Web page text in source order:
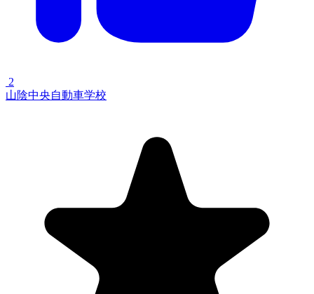
2
山陰中央自動車学校